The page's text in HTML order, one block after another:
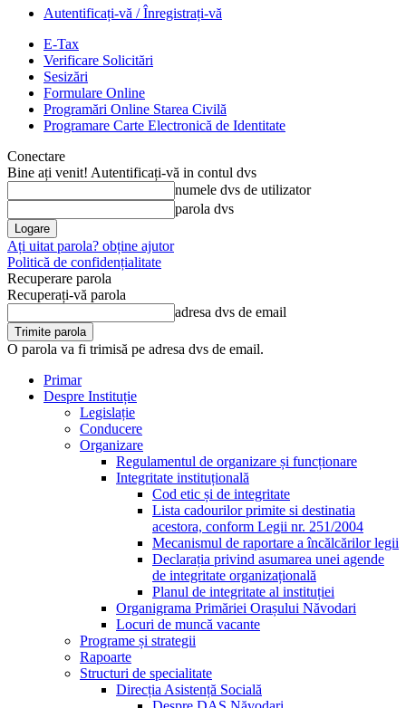
Autentificați-vă / Înregistrați-vă
E-Tax
Verificare Solicitări
Sesizări
Formulare Online
Programări Online Starea Civilă
Programare Carte Electronică de Identitate
Conectare
Bine ați venit! Autentificați-vă in contul dvs
numele dvs de utilizator
parola dvs
Ați uitat parola? obține ajutor
Politică de confidențialitate
Recuperare parola
Recuperați-vă parola
adresa dvs de email
O parola va fi trimisă pe adresa dvs de email.
Primar
Despre Instituție
Legislație
Conducere
Organizare
Regulamentul de organizare și funcționare
Integritate instituțională
Cod etic și de integritate
Lista cadourilor primite si destinatia
acestora, conform Legii nr. 251/2004
Mecanismul de raportare a încălcărilor legii
Declarația privind asumarea unei agende
de integritate organizațională
Planul de integritate al instituției
Organigrama Primăriei Orașului Năvodari
Locuri de muncă vacante
Programe și strategii
Rapoarte
Structuri de specialitate
Direcția Asistență Socială